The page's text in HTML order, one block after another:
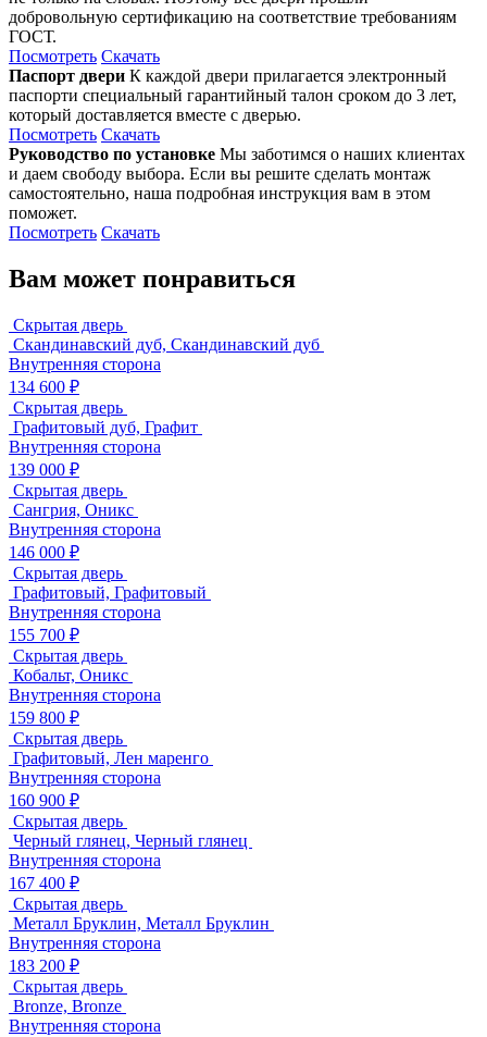
добровольную сертификацию на соответствие требованиям
ГОСТ.
Посмотреть Скачать
Паспорт двери К каждой двери прилагается электронный
паспорти специальный гарантийный талон сроком до 3 лет,
который доставляется вместе с дверью.
Посмотреть Скачать
Руководство по установке Мы заботимся о наших клиентах
и даем свободу выбора. Если вы решите сделать монтаж
самостоятельно, наша подробная инструкция вам в этом
поможет.
Посмотреть Скачать
Вам может понравиться
Скрытая дверь
Скандинавский дуб, Скандинавский дуб
Внутренняя сторона
134 600 ₽
Скрытая дверь
Графитовый дуб, Графит
Внутренняя сторона
139 000 ₽
Скрытая дверь
Сангрия, Оникс
Внутренняя сторона
146 000 ₽
Скрытая дверь
Графитовый, Графитовый
Внутренняя сторона
155 700 ₽
Скрытая дверь
Кобальт, Оникс
Внутренняя сторона
159 800 ₽
Скрытая дверь
Графитовый, Лен маренго
Внутренняя сторона
160 900 ₽
Скрытая дверь
Черный глянец, Черный глянец
Внутренняя сторона
167 400 ₽
Скрытая дверь
Металл Бруклин, Металл Бруклин
Внутренняя сторона
183 200 ₽
Скрытая дверь
Bronze, Bronze
Внутренняя сторона